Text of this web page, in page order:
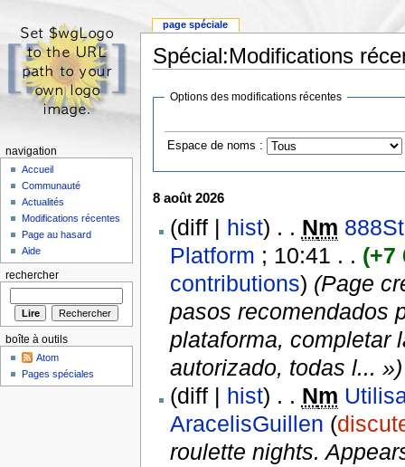
Spécial:Modifications
Options des modifications récentes
Espace de noms :
8 août 2026
(diff | hist) . . Nm
Platform ‎ ; 10:41 . . (+7
contributions) (Page
pasos recomendados
plataforma, completar
autorizado, todas l... »)
(diff |
hist) . . Nm
AracelisGuillen (
roulette nights.
page spéciale
navigation
Accueil
Communauté
Actualités
Modifications récentes
Page au hasard
Aide
rechercher
boîte à outils
Atom
Pages spéciales